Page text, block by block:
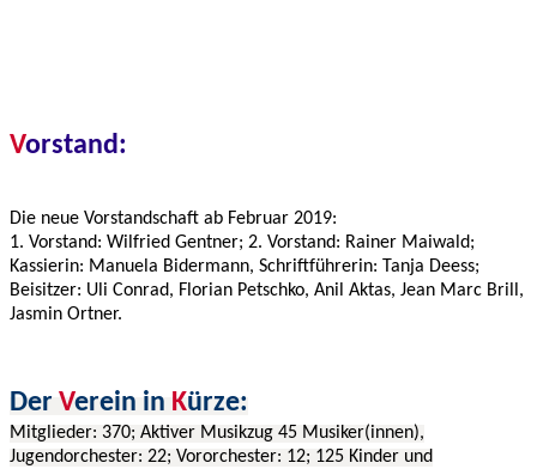
Vorstand:
Die neue Vorstandschaft ab Februar 2019:
1. Vorstand: Wilfried Gentner; 2. Vorstand: Rainer Maiwald;
Kassierin: Manuela Bidermann, Schriftführerin: Tanja Deess;
Beisitzer: Uli Conrad, Florian Petschko, Anil Aktas, Jean Marc Brill,
Jasmin Ortner.
Der Verein in Kürze:
Mitglieder: 370; Aktiver Musikzug 45 Musiker(innen),
Jugendorchester: 22; Vororchester: 12; 125 Kinder und